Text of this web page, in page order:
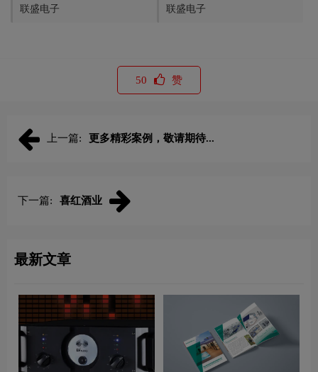
联盛电子 联盛电子
50 赞
上一篇: 更多精彩案例，敬请期待...
下一篇: 喜红酒业
最新文章